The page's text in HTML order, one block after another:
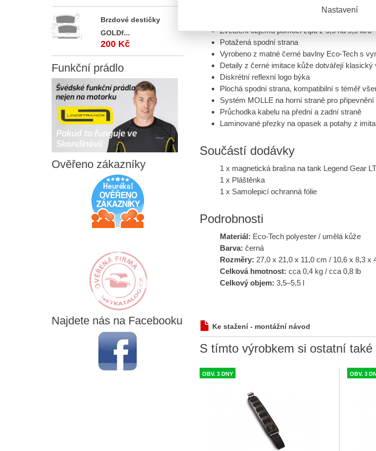
Nastavení
Zvětšení objemu pomocí zipu z 3,5 na 5,5 litru
Potažená spodní strana
Vyrobeno z matné černé bavlny Eco-Tech s
Detaily z černé imitace kůže dotvářejí klasický
Diskrétní reflexní logo býka
Plochá spodní strana, kompatibilní s téměř
Systém MOLLE na horní straně pro
Průchodka kabelu na přední a zadní straně
Laminované přezky na opasek a potahy z
Součástí dodávky
1 x magnetická brašna na tank Legend Gear
1 x Pláštěnka
1 x Samolepicí ochranná fólie
Podrobnosti
Materiál: Eco-Tech polyester / umělá kůže
Barva: černá
Rozměry: 27,0 x 21,0 x 11,0 cm / 10,6 x 8,3 x
Celková hmotnost: cca 0,4 kg / cca 0,8 lb
Celkový objem: 3,5–5,5 l
Ke stažení - montážní návod
S tímto výrobkem si ostatní také
OBV. 3 DNY OBV. 3
Brzdové destičky
GOLDf...
200 Kč
Funkční prádlo
Ověřeno zákazníky
Najdete nás na Facebooku